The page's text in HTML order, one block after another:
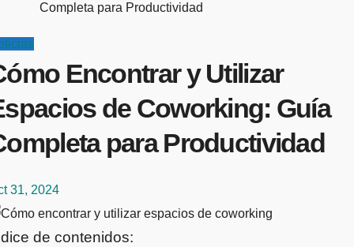
Completa para Productividad
Encontrar y Utilizar
de Coworking: Guía
para Productividad
31, 2024
de contenidos: